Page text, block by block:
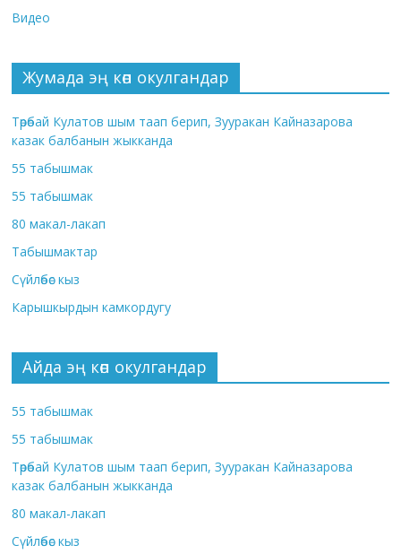
Видео
Жумада эң көп окулгандар
Төрөбай Кулатов шым таап берип, Зууракан Кайназарова
казак балбанын жыкканда
55 табышмак
55 табышмак
80 макал-лакап
Табышмактар
Сүйлөбөс кыз
Карышкырдын камкордугу
Айда эң көп окулгандар
55 табышмак
55 табышмак
Төрөбай Кулатов шым таап берип, Зууракан Кайназарова
казак балбанын жыкканда
80 макал-лакап
Сүйлөбөс кыз